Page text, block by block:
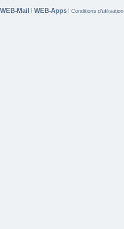
WEB-Mail | WEB-Apps | Conditions d’utilisation